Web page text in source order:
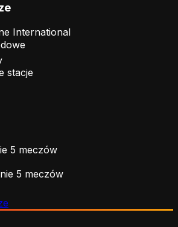
International
stacje
5 meczów
5 meczów